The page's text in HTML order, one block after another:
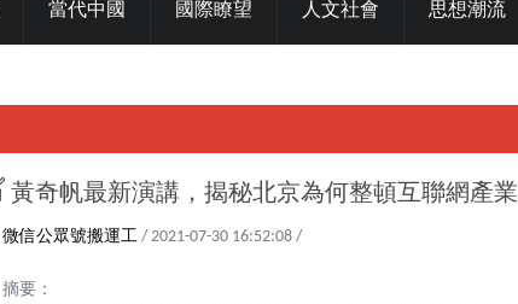
當代中國 國際瞭望 人文社會 思想潮流
黃奇帆最新演講，揭秘北京為何整頓互聯網產業
微信公眾號搬運工 / 2021-07-30 16:52:08 /
摘要：